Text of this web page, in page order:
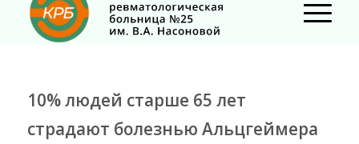
10% людей старше 65 лет
страдают болезнью Альцгеймера